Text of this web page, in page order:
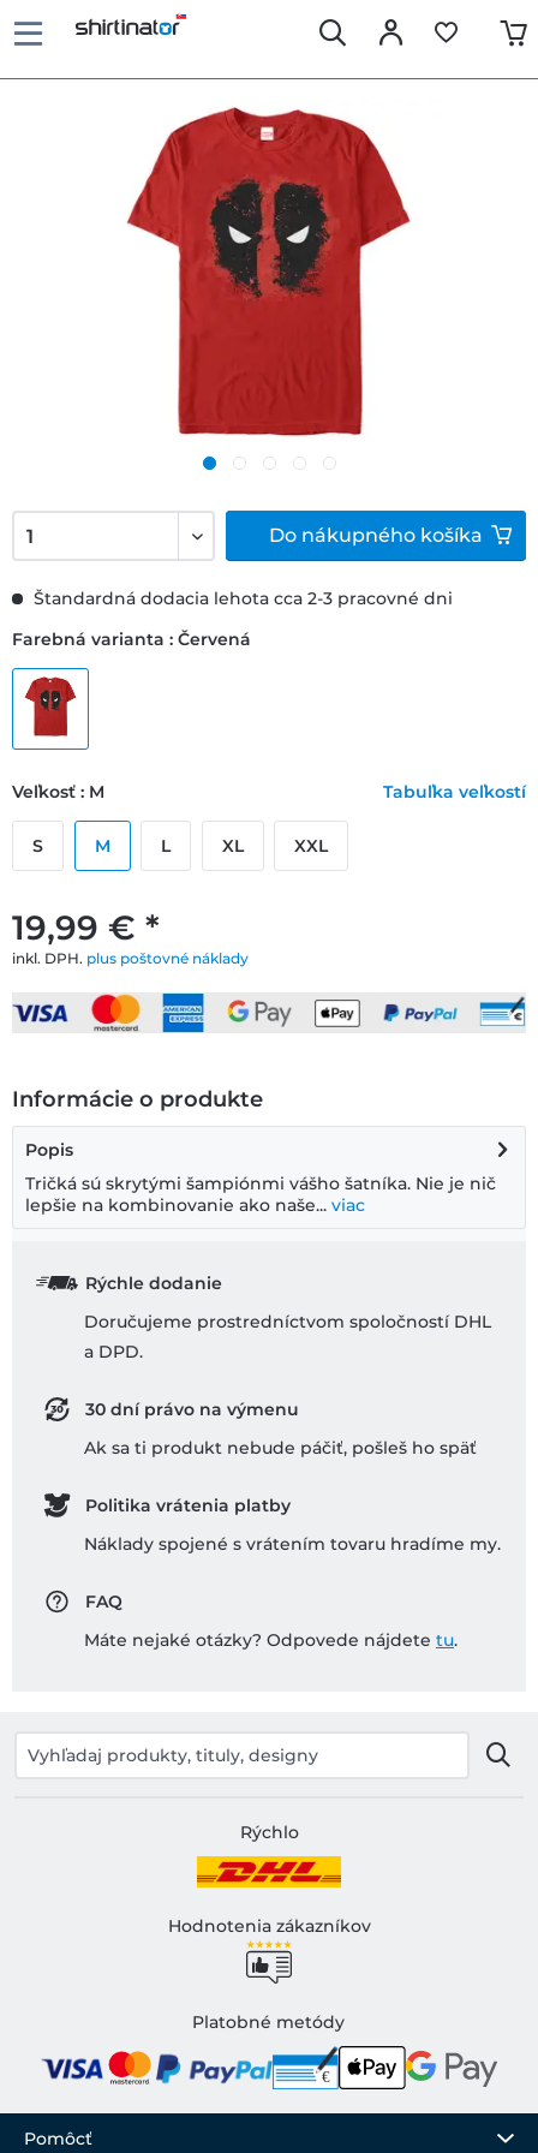
19,99 € *
inkl. DPH. plus poštovné náklady
Štandardná dodacia lehota cca 2-3 pracovné dni
Farebná varianta : Červená
Veľkosť : M Tabuľka veľkostí
S M L XL XXL
Do nákupného košíka
Informácie o produkte
Popis
Tričká sú skrytými šampiónmi vášho šatníka. Nie je nič
lepšie na kombinovanie ako naše... viac
Rýchle dodanie
Doručujeme prostredníctvom spoločností DHL
a DPD.
30 dní právo na výmenu
Ak sa ti produkt nebude páčiť, pošleš ho späť
Politika vrátenia platby
Náklady spojené s vrátením tovaru hradíme my.
FAQ
Máte nejaké otázky? Odpovede nájdete tu.
Rýchlo
Hodnotenia zákazníkov
Platobné metódy
Pomôcť